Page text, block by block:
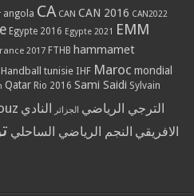
angola CA CAN CAN 2016 CAN2022
Egypte 2016 Egypte 2021 EMM
2017 FTHB hammamet
Handball tunisie IHF Maroc mondial
Qatar Rio 2016 Sami Saidi Sylvain
الترجي الرياضي الجزائر النادي
الافريقي النجم الرياضي الساحلي